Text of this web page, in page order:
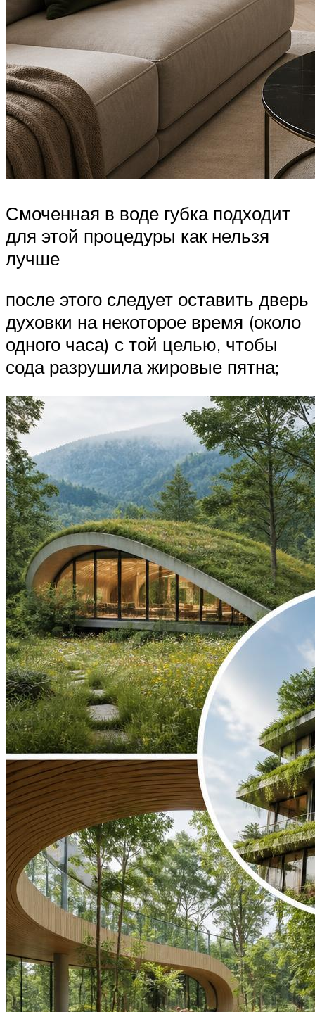
Смоченная в воде губка подходит
для этой процедуры как нельзя
лучше
после этого следует оставить дверь
духовки на некоторое время (около
одного часа) с той целью, чтобы
сода разрушила жировые пятна;